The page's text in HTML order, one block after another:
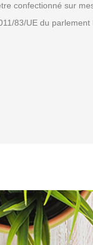
confectionné sur
83/UE du parlement